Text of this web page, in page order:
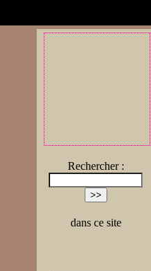
Rechercher :
dans ce site